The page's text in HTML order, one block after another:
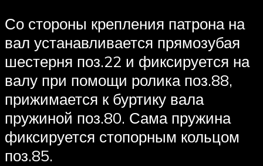
Со стороны крепления патрона на
вал устанавливается прямозубая
шестерня поз.22 и фиксируется на
валу при помощи ролика поз.88,
прижимается к буртику вала
пружиной поз.80. Сама пружина
фиксируется стопорным кольцом
поз.85.